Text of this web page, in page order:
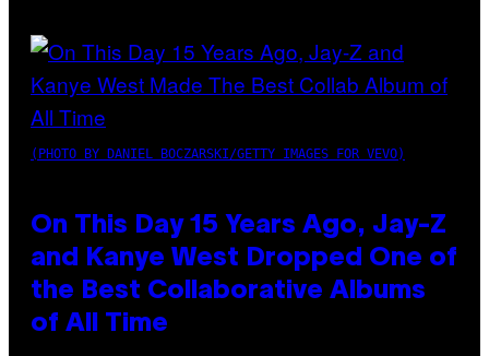
(PHOTO BY DANIEL BOCZARSKI/GETTY IMAGES FOR VEVO)
On This Day 15 Years Ago, Jay-Z
and Kanye West Dropped One of
the Best Collaborative Albums
of All Time